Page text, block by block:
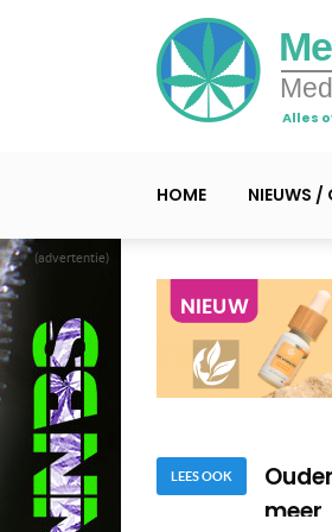
(advertentie)
Alles
HOME NIEUWS /
LEES OOK
meer